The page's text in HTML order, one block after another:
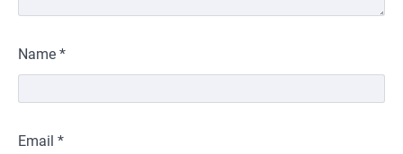
Name *
Email *